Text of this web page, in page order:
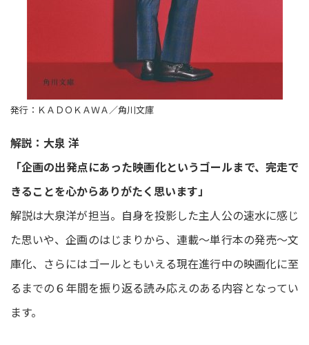
発行：ＫＡＤＯＫＡＷＡ／角川文庫
解説：大泉 洋
「企画の出発点にあった映画化というゴールまで、完走で
きることを心からありがたく思います」
解説は大泉洋が担当。自身を投影した主人公の速水に感じ
た思いや、企画のはじまりから、連載～単行本の発売～文
庫化、さらにはゴールともいえる現在進行中の映画化に至
るまでの６年間を振り返る読み応えのある内容となってい
ます。